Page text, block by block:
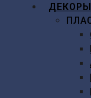
ДЕКОРЫ